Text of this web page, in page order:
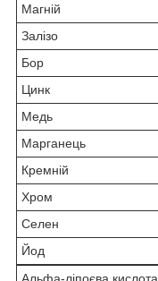
Магній
Залізо
Бор
Цинк
Медь
Марганець
Кремній
Хром
Селен
Йод
Альфа-ліпоєва кислота